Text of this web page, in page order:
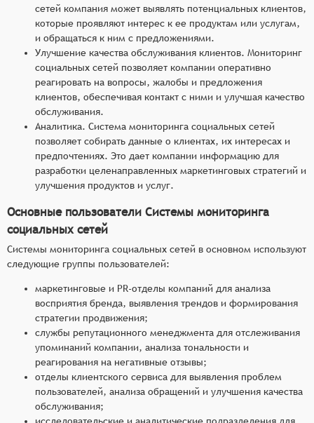
сетей компания может выявлять потенциальных клиентов,
которые проявляют интерес к ее продуктам или услугам,
и обращаться к ним с предложениями.
Улучшение качества обслуживания клиентов. Мониторинг
социальных сетей позволяет компании оперативно
реагировать на вопросы, жалобы и предложения
клиентов, обеспечивая контакт с ними и улучшая качество
обслуживания.
Аналитика. Система мониторинга социальных сетей
позволяет собирать данные о клиентах, их интересах и
предпочтениях. Это дает компании информацию для
разработки целенаправленных маркетинговых стратегий и
улучшения продуктов и услуг.
Основные пользователи Системы мониторинга
социальных сетей
Системы мониторинга социальных сетей в основном используют
следующие группы пользователей:
маркетинговые и PR-отделы компаний для анализа
восприятия бренда, выявления трендов и формирования
стратегии продвижения;
службы репутационного менеджмента для отслеживания
упоминаний компании, анализа тональности и
реагирования на негативные отзывы;
отделы клиентского сервиса для выявления проблем
пользователей, анализа обращений и улучшения качества
обслуживания;